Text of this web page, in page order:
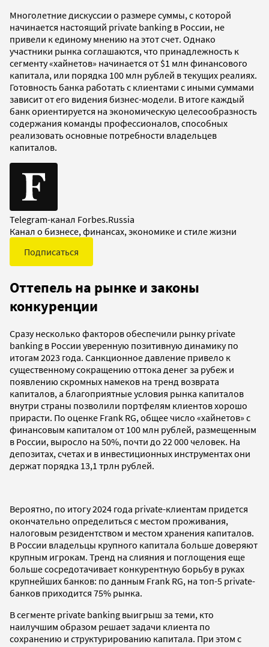
Многолетние дискуссии о размере суммы, с которой
начинается настоящий private banking в России, не
привели к единому мнению на этот счет. Однако
участники рынка соглашаются, что принадлежность к
сегменту «хайнетов» начинается от $1 млн финансового
капитала, или порядка 100 млн рублей в текущих реалиях.
Готовность банка работать с клиентами с иными суммами
зависит от его видения бизнес-модели. В итоге каждый
банк ориентируется на экономическую целесообразность
содержания команды профессионалов, способных
реализовать основные потребности владельцев
капиталов.
Telegram-канал Forbes.Russia
Канал о бизнесе, финансах, экономике и стиле жизни
Подписаться
Оттепель на рынке и законы
конкуренции
Сразу несколько факторов обеспечили рынку private
banking в России уверенную позитивную динамику по
итогам 2023 года. Санкционное давление привело к
существенному сокращению оттока денег за рубеж и
появлению скромных намеков на тренд возврата
капиталов, а благоприятные условия рынка капиталов
внутри страны позволили портфелям клиентов хорошо
прирасти. По оценке Frank RG, общее число «хайнетов» с
финансовым капиталом от 100 млн рублей, размещенным
в России, выросло на 50%, почти до 22 000 человек. На
депозитах, счетах и в инвестиционных инструментах они
держат порядка 13,1 трлн рублей.
Вероятно, по итогу 2024 года private-клиентам придется
окончательно определиться с местом проживания,
налоговым резидентством и местом хранения капиталов.
В России владельцы крупного капитала больше доверяют
крупным игрокам. Тренд на слияния и поглощения еще
больше сосредотачивает конкурентную борьбу в руках
крупнейших банков: по данным Frank RG, на топ-5 private-
банков приходится 75% рынка.
В сегменте private banking выигрыш за теми, кто
наилучшим образом решает задачи клиента по
сохранению и структурированию капитала. При этом с